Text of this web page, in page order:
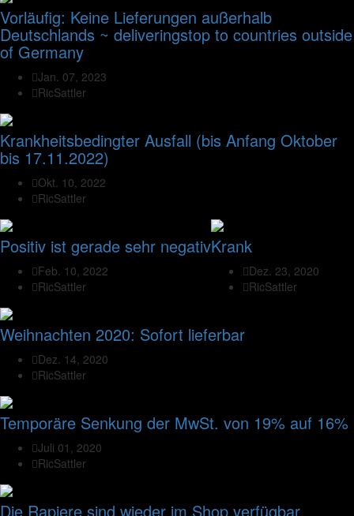
Vorläufig: Keine Lieferungen außerhalb
Deutschlands ~ deliveringstop to countries outside
of Germany
Jan. 07, 2023
RicSattler
Krankheitsbedingter Ausfall (bis Anfang Oktober
bis 17.11.2022)
Okt. 10, 2022
RicSattler
Positiv ist gerade sehr negativ
Feb. 10, 2022
RicSattler
Krank
Dez. 23, 2020
RicSattler
Weihnachten 2020: Sofort lieferbar
Dez. 14, 2020
RicSattler
Temporäre Senkung der MwSt. von 19% auf 16%
Juli 01, 2020
RicSattler
Die Rapiere sind wieder im Shop verfügbar